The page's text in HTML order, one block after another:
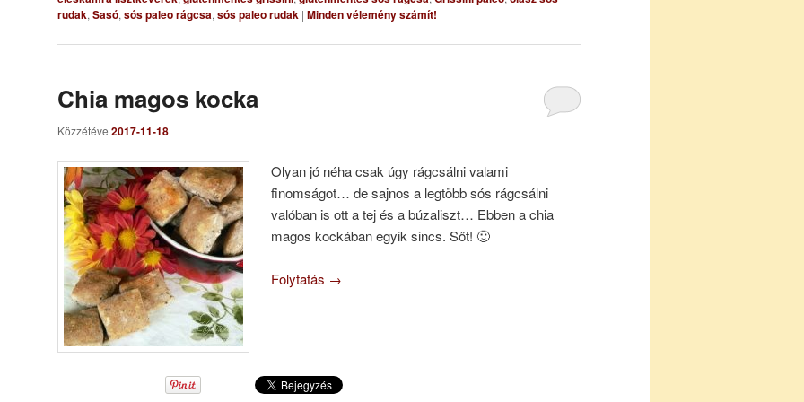
rudak, Sasó, sós paleo rágcsa, sós paleo rudak | Minden vélemény számít!
Chia magos kocka
Közzétéve 2017-11-18
Olyan jó néha csak úgy rágcsálni valami
finomságot… de sajnos a legtöbb sós rágcsálni
valóban is ott a tej és a búzaliszt… Ebben a chia
magos kockában egyik sincs. Sőt! 🙂
Folytatás →